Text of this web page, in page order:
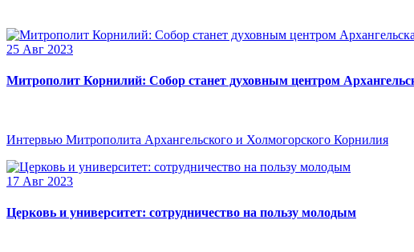
25 Авг 2023
Митрополит Корнилий: Собор станет духовным центром
Интервью Митрополита Архангельского и Холмогорского Корнилия
17 Авг 2023
Церковь и университет: сотрудничество на пользу молодым